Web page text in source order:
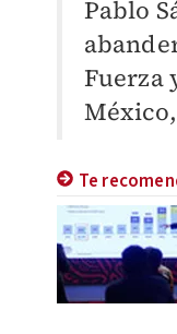
Pablo
Fuerza
Te